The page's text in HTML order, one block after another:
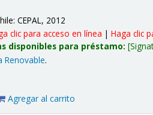
CEPAL, 2012
clic para acceso en línea |Haga clic
disponibles para préstamo:
Renovable.
Agregar al carrito